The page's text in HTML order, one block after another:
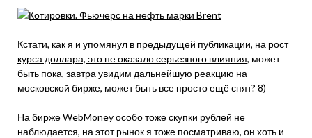
Кстати, как я и упомянул в предыдущей публикации, на рост
курса доллара, это не оказало серьезного влияния, может
быть пока, завтра увидим дальнейшую реакцию на
московской бирже, может быть все просто ещё спят? 8)
На бирже WebMoney особо тоже скупки рублей не
наблюдается, на этот рынок я тоже посматриваю, он хоть и